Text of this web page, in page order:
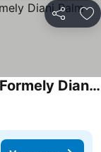
Partilhar
The Safiya Hotel, Diani Beach, "Formely Diani Palm Resort"